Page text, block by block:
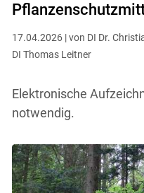
17.04.2026 | von DI Dr.
DI Thomas Leitner
Elektronische
notwendig.